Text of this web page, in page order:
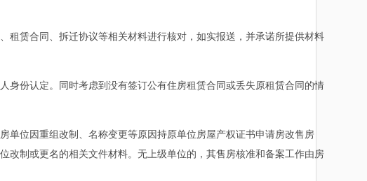
赁合同、拆迁协议等相关材料进行核对，如实报送，并承诺所提供材料
份认定。同时考虑到没有签订公有住房租赁合同或丢失原租赁合同的情
位因重组改制、名称变更等原因持原单位房屋产权证书申请房改售房
改制或更名的相关文件材料。无上级单位的，其售房核准和备案工作由房